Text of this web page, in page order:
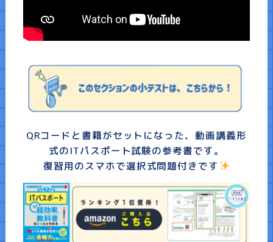
お問い合わせ
サイトマップ
企業情報
免責事項
プライバシーポリシー
QRコードと書籍がセットになった、動画講義形
式のITパスポート試験の参考書です。
復習用のスマホで選択式問題付きです